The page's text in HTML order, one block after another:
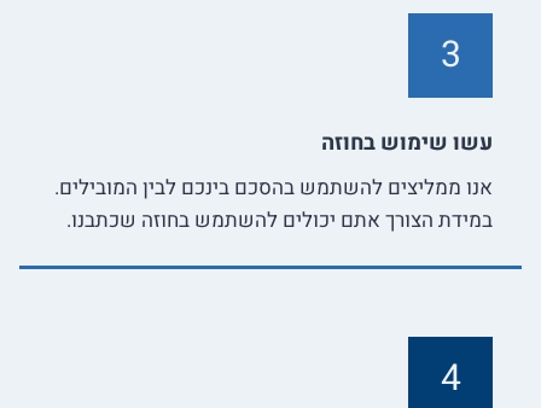
3
עשו שימוש בחוזה
אנו ממליצים להשתמש בהסכם בינכם לבין המובילים.
במידת הצורך אתם יכולים להשתמש בחוזה שכתבנו.
4